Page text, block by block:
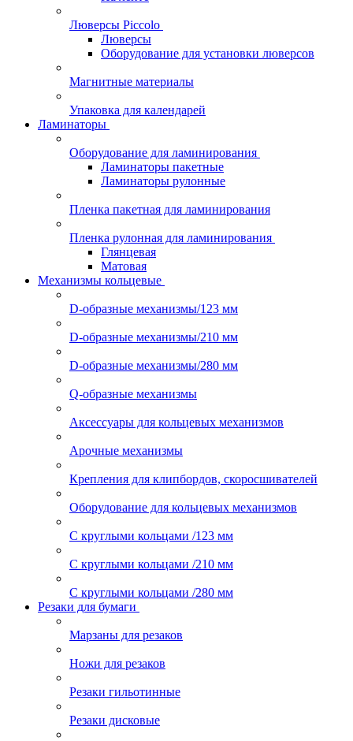
Люверсы Piccolo
Люверсы
Оборудование для установки люверсов
Магнитные материалы
Упаковка для календарей
Ламинаторы
Оборудование для ламинирования
Ламинаторы пакетные
Ламинаторы рулонные
Пленка пакетная для ламинирования
Пленка рулонная для ламинирования
Глянцевая
Матовая
Механизмы кольцевые
D-образные механизмы/123 мм
D-образные механизмы/210 мм
D-образные механизмы/280 мм
Q-образные механизмы
Аксессуары для кольцевых механизмов
Арочные механизмы
Крепления для клипбордов, скоросшивателей
Оборудование для кольцевых механизмов
С круглыми кольцами /123 мм
С круглыми кольцами /210 мм
С круглыми кольцами /280 мм
Резаки для бумаги
Марзаны для резаков
Ножи для резаков
Резаки гильотинные
Резаки дисковые